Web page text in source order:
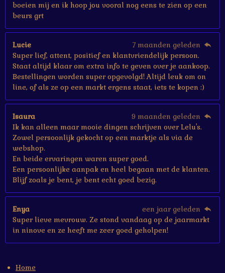
boeien mij en ik hoop jou vooral nog eens te zien op een
beurs grt
Lucie
7 maanden geleden
Super lief, attent, positief en klantvriendelijk persoon.
Staat altijd klaar om extra info te geven over je aankoop.
Bestellingen worden super opgevolgd! Altijd leuk om on
line, of als ze op een markt ergens staat, iets te kopen :)
Isaura
9 maanden geleden
Ik kan alleen maar mooie dingen schrijven over Lelu's.
Zowel persoonlijk gekocht op een marktje als via de
webshop.
En beide ervaringen waren super goed.
Een persoonlijke aanpak en heel begaan met de klanten.
Blijf zoals je bent, je bent echt goed bezig.
Enya
een jaar geleden
Super lieve mevrouw. Ze stond vandaag op de jaarmarkt
in ninove en ze heeft me zeer goed geholpen!
Home